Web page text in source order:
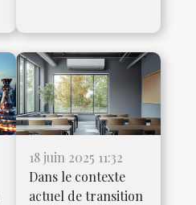
18 juin 2025 11:32
Dans le contexte
actuel de transition